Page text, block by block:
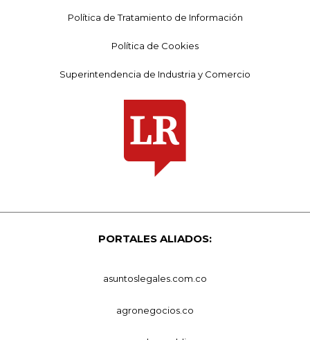
Política de Tratamiento de Información
Política de Cookies
Superintendencia de Industria y Comercio
PORTALES ALIADOS:
asuntoslegales.com.co
agronegocios.co